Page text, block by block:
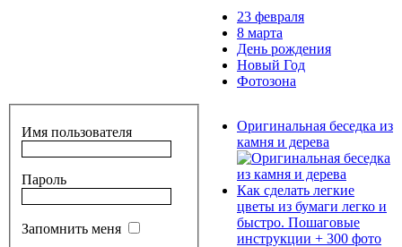
23 февраля
8 марта
День рождения
Новый Год
Фотозона
Имя пользователя
Пароль
Запомнить меня
Оригинальная беседка из
камня и дерева
Как сделать легкие
цветы из бумаги легко и
быстро. Пошаговые
инструкции + 300 фото